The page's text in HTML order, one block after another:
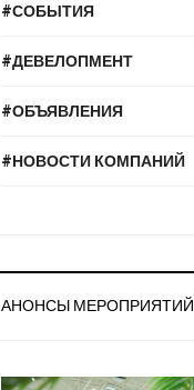
#СОБЫТИЯ
#ДЕВЕЛОПМЕНТ
#ОБЪЯВЛЕНИЯ
#НОВОСТИ КОМПАНИЙ
АНОНСЫ МЕРОПРИЯТИЙ